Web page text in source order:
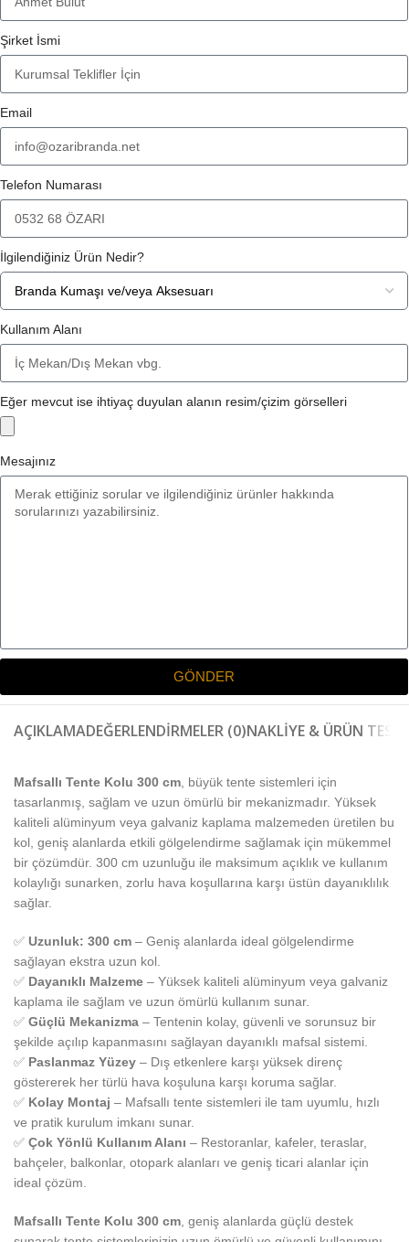
Şirket İsmi
Email
Telefon Numarası
İlgilendiğiniz Ürün Nedir?
Kullanım Alanı
Eğer mevcut ise ihtiyaç duyulan alanın resim/çizim görselleri
Mesajınız
GÖNDER
AÇIKLAMADEĞERLENDIRMELER (0)NAKLIYE & ÜRÜN
Mafsallı Tente Kolu 300 cm , büyük tente sistemleri için
tasarlanmış, sağlam ve uzun ömürlü bir mekanizmadır. Yüksek
kaliteli alüminyum veya galvaniz kaplama malzemeden üretilen bu
kol, geniş alanlarda etkili gölgelendirme sağlamak için mükemmel
bir çözümdür. 300 cm uzunluğu ile maksimum açıklık ve kullanım
kolaylığı sunarken, zorlu hava koşullarına karşı üstün dayanıklılık
sağlar.
✅ Uzunluk: 300 cm – Geniş alanlarda ideal gölgelendirme
sağlayan ekstra uzun kol.
✅ Dayanıklı Malzeme – Yüksek kaliteli alüminyum veya galvaniz
kaplama ile sağlam ve uzun ömürlü kullanım sunar.
✅ Güçlü Mekanizma – Tentenin kolay, güvenli ve sorunsuz bir
şekilde açılıp kapanmasını sağlayan dayanıklı mafsal sistemi.
✅ Paslanmaz Yüzey – Dış etkenlere karşı yüksek direnç
göstererek her türlü hava koşuluna karşı koruma sağlar.
✅ Kolay Montaj – Mafsallı tente sistemleri ile tam uyumlu, hızlı
ve pratik kurulum imkanı sunar.
✅ Çok Yönlü Kullanım Alanı – Restoranlar, kafeler, teraslar,
bahçeler, balkonlar, otopark alanları ve geniş ticari alanlar için
ideal çözüm.
Mafsallı Tente Kolu 300 cm , geniş alanlarda güçlü destek